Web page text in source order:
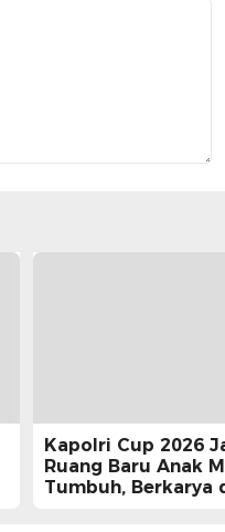
Kapolri Cup 2026
Ruang Baru Anak
Tumbuh, Berkarya